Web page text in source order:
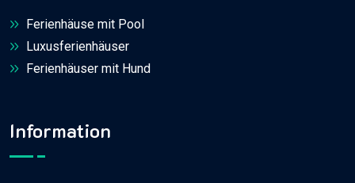
Ferienhäuse mit Pool
Luxusferienhäuser
Ferienhäuser mit Hund
Information